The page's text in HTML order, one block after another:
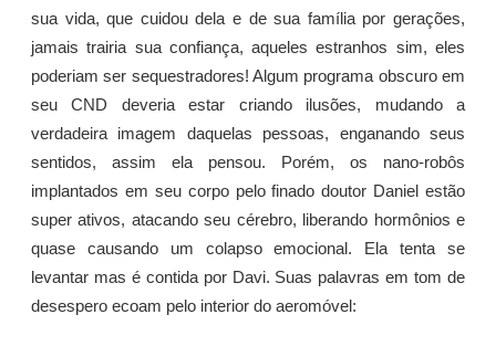
sua vida, que cuidou dela e de sua família por gerações,
jamais trairia sua confiança, aqueles estranhos sim, eles
poderiam ser sequestradores! Algum programa obscuro em
seu CND deveria estar criando ilusões, mudando a
verdadeira imagem daquelas pessoas, enganando seus
sentidos, assim ela pensou. Porém, os nano-robôs
implantados em seu corpo pelo finado doutor Daniel estão
super ativos, atacando seu cérebro, liberando hormônios e
quase causando um colapso emocional. Ela tenta se
levantar mas é contida por Davi. Suas palavras em tom de
desespero ecoam pelo interior do aeromóvel: